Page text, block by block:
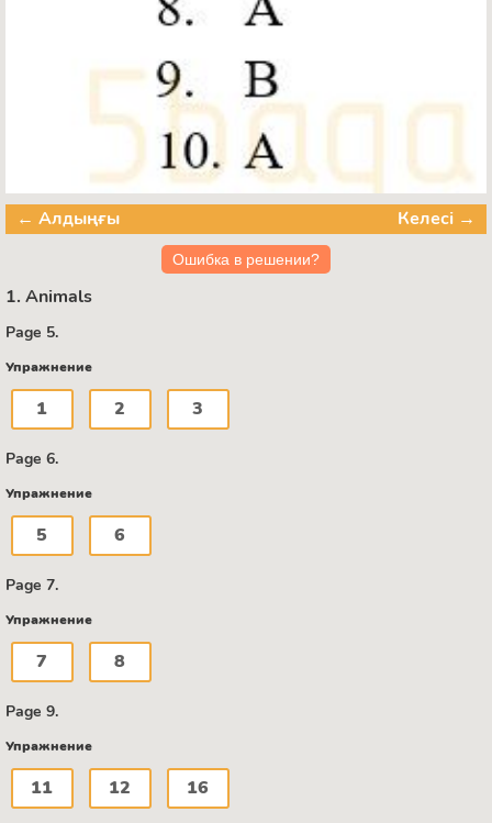
← Алдыңғы Келесі →
Ошибка в решении?
1. Animals
Page 5.
Упражнение
1 2 3
Page 6.
Упражнение
5 6
Page 7.
Упражнение
7 8
Page 9.
Упражнение
11 12 16